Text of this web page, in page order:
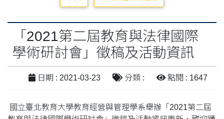
「2021第二屆教育與法律國際
學術研討會」徵稿及活動資訊
日期 : 2021-03-23 分類 : 點閱 : 1647
國立臺北教育大學教育經營與管理學系舉辦「2021第二屆